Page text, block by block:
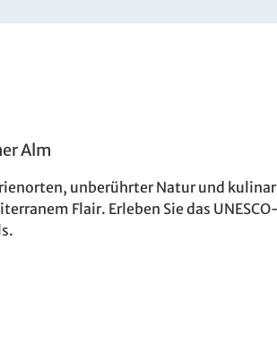
Alm
unberührter Natur und
Flair. Erleben Sie das